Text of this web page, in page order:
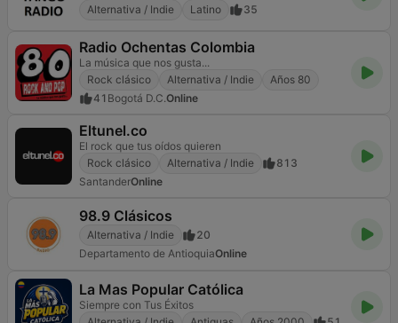
Alternativa / Indie
Latino 35
Radio Ochentas Colombia
La música que nos gusta...
Rock clásico
Alternativa / Indie
Años 80
41 Bogotá D.C.Online
Eltunel.co
El rock que tus oídos quieren
Rock clásico
Alternativa / Indie
813
SantanderOnline
98.9 Clásicos
Alternativa / Indie
20
Departamento de AntioquiaOnline
La Mas Popular Católica
Siempre con Tus Éxitos